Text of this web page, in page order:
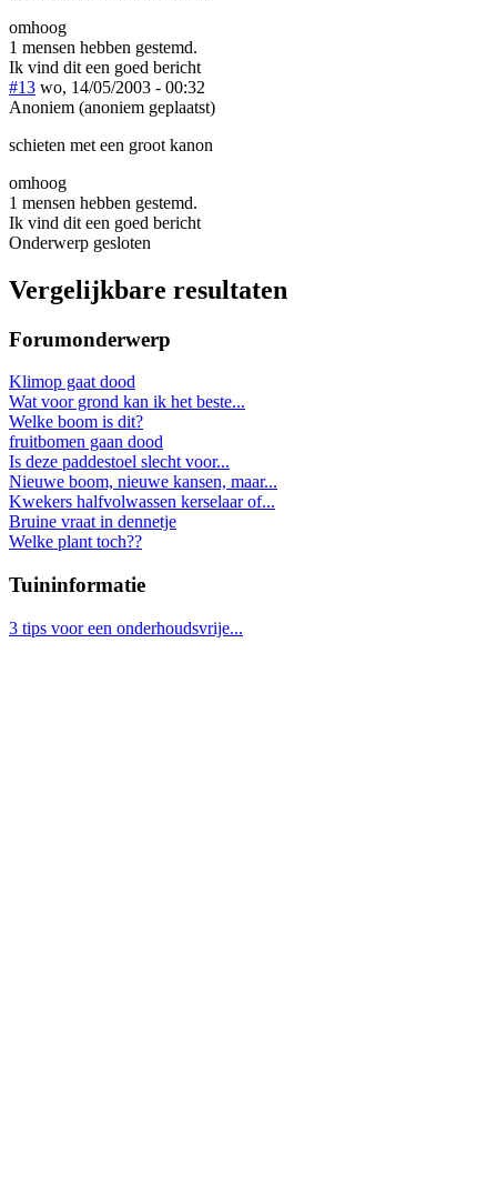
omhoog
1 mensen hebben gestemd.
Ik vind dit een goed bericht
#13 wo, 14/05/2003 - 00:32
Anoniem (anoniem geplaatst)
schieten met een groot kanon
omhoog
1 mensen hebben gestemd.
Ik vind dit een goed bericht
Onderwerp gesloten
Vergelijkbare resultaten
Forumonderwerp
Klimop gaat dood
Wat voor grond kan ik het beste...
Welke boom is dit?
fruitbomen gaan dood
Is deze paddestoel slecht voor...
Nieuwe boom, nieuwe kansen, maar...
Kwekers halfvolwassen kerselaar of...
Bruine vraat in dennetje
Welke plant toch??
Tuininformatie
3 tips voor een onderhoudsvrije...